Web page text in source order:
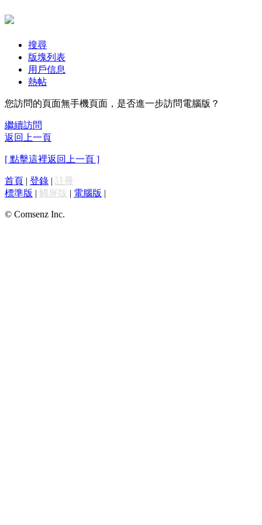
搜尋
版塊列表
用戶信息
熱帖
您訪問的頁面無手機頁面，是否進一步訪問電腦版？
繼續訪問
返回上一頁
[ 點擊這裡返回上一頁 ]
首頁 | 登錄 | 註冊
標準版 | 觸屏版 | 電腦版 |
© Comsenz Inc.